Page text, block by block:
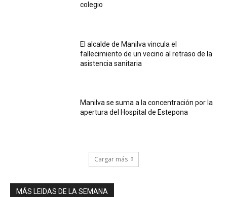
colegio
El alcalde de Manilva vincula el
fallecimiento de un vecino al retraso de la
asistencia sanitaria
Manilva se suma a la concentración por la
apertura del Hospital de Estepona
Cargar más
MÁS LEIDAS DE LA SEMANA